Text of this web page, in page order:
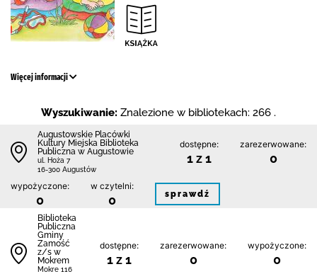
Więcej informacji
Wyszukiwanie: Znalezione w bibliotekach: 266 .
Augustowskie Placówki
Kultury Miejska Biblioteka
Publiczna w Augustowie
ul. Hoża 7
16-300 Augustów
dostępne:
1 z 1
zarezerwowane:
0
wypożyczone:
0
w czytelni:
0 sprawdź
Biblio­teka
Publiczna
Gminy
Zamość
z/s w
Mokrem
Mokre 116
dostępne:
1 z 1
zarezerwowane:
0
wypożyczone:
0